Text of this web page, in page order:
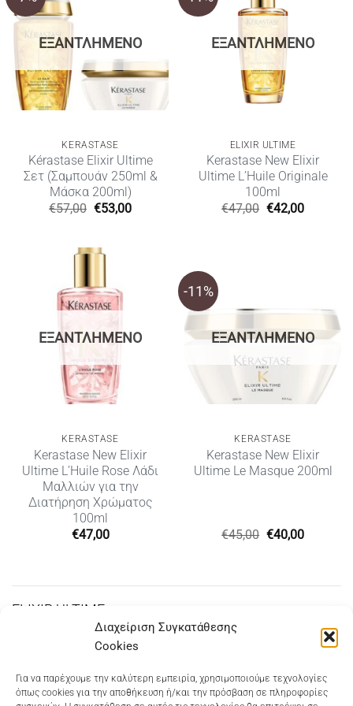
Διαχείριση Συγκατάθεσης
Cookies
Για να παρέχουμε την καλύτερη εμπειρία, χρησιμοποιούμε τεχνολογίες
όπως cookies για την αποθήκευση ή/και την πρόσβαση σε πληροφορίες
ΕΞΑΝΤΛΗΜΈΝΟ
KERASTASE
Kérastase Elixir Ultime
Σετ (Σαμπουάν 250ml &
Μάσκα 200ml)
€57,00 Original
€53,00Η
ΕΞΑΝΤΛΗΜΈΝΟ
ELIXIR ULTIME
Kerastase New Elixir
Ultime L’Huile Originale
100ml
€47,00 Original
€42,00Η
ΕΞΑΝΤΛΗΜΈΝΟ
KERASTASE
Kerastase New Elixir
Ultime L’Huile Rose Λάδι
Μαλλιών για την
Διατήρηση Χρώματος
100ml
€47,00
-11%
ΕΞΑΝΤΛΗΜΈΝΟ
KERASTASE
Kerastase New Elixir
Ultime Le Masque 200ml
€45,00 Original
price
€40,00Η
ELIXIR ULTIME
Dioni Hair Care, Ζυμβρακάκηδων 33, τηλ 28210